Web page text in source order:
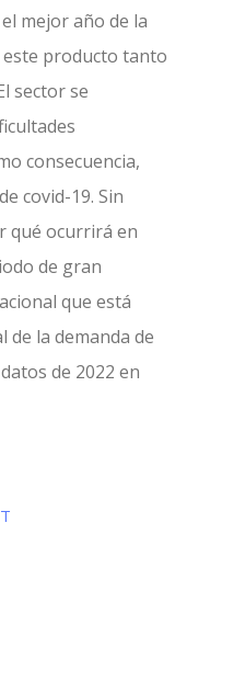
mejor año de la
producto tanto
sector se
consecuencia,
covid-19. Sin
qué ocurrirá en
de gran
que está
de la demanda de
de 2022 en